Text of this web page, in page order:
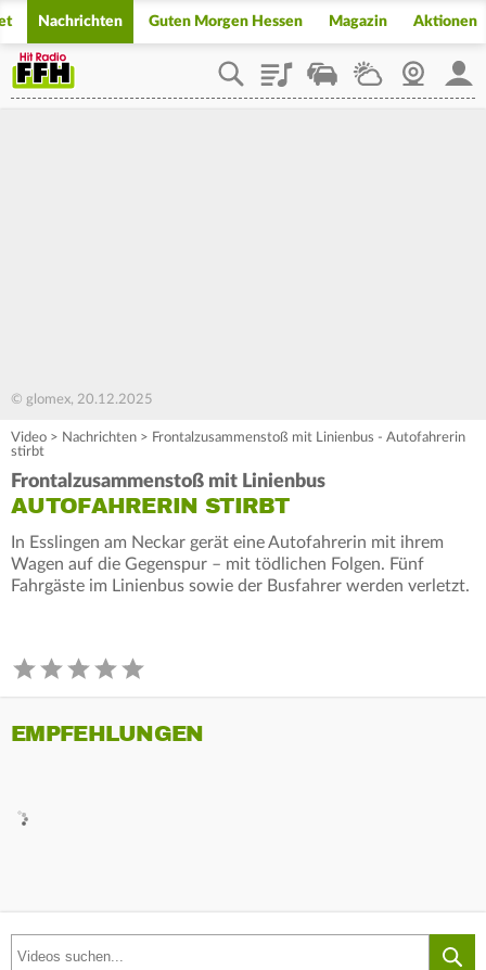
Nachrichten Guten Morgen Hessen Magazin Aktionen
PlaylistStaupilotWetterWebcam
© glomex, 20.12.2025
Video > Nachrichten > Frontalzusammenstoß mit Linienbus - Autofahrerin
stirbt
Frontalzusammenstoß mit Linienbus
AUTOFAHRERIN STIRBT
In Esslingen am Neckar gerät eine Autofahrerin mit ihrem
Wagen auf die Gegenspur – mit tödlichen Folgen. Fünf
Fahrgäste im Linienbus sowie der Busfahrer werden verletzt.
EMPFEHLUNGEN